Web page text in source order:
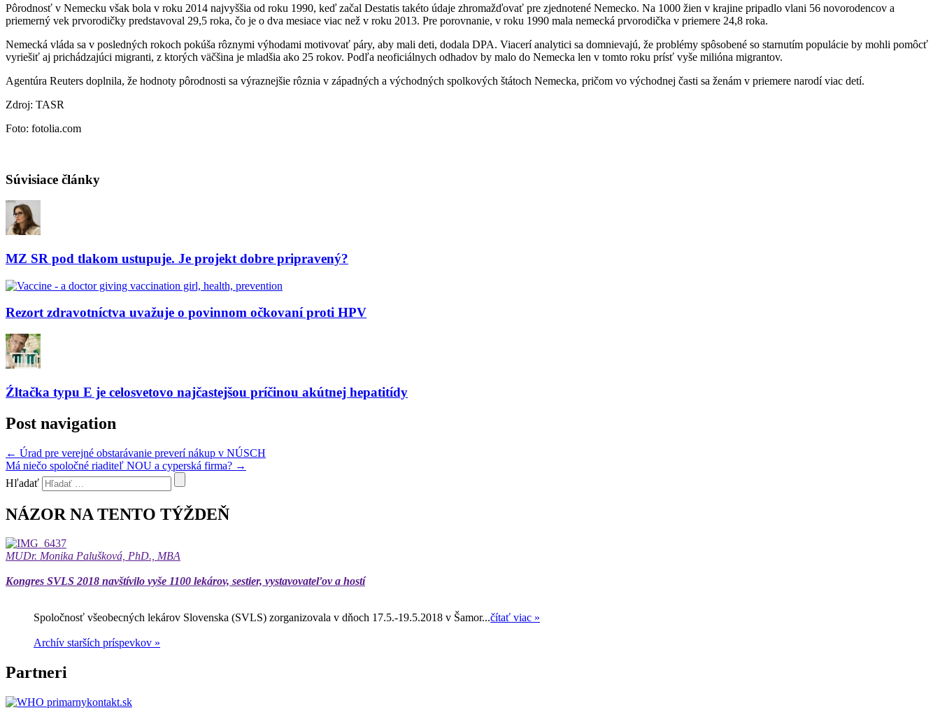
Pôrodnosť v Nemecku však bola v roku 2014 najvyššia od roku 1990, keď začal Destatis takéto údaje zhromažďovať pre zjednotené Nemecko. Na 1000 žien v krajine pripadlo vlani 56 novorodencov a
priemerný vek prvorodičky predstavoval 29,5 roka, čo je o dva mesiace viac než v roku 2013. Pre porovnanie, v roku 1990 mala nemecká prvorodička v priemere 24,8 roka.
Nemecká vláda sa v posledných rokoch pokúša rôznymi výhodami motivovať páry, aby mali deti, dodala DPA. Viacerí analytici sa domnievajú, že problémy spôsobené so starnutím populácie by mohli pomôcť
vyriešiť aj prichádzajúci migranti, z ktorých väčšina je mladšia ako 25 rokov. Podľa neoficiálnych odhadov by malo do Nemecka len v tomto roku prísť vyše milióna migrantov.
Agentúra Reuters doplnila, že hodnoty pôrodnosti sa výraznejšie rôznia v západných a východných spolkových štátoch Nemecka, pričom vo východnej časti sa ženám v priemere narodí viac detí.
Zdroj: TASR
Foto: fotolia.com
Súvisiace články
MZ SR pod tlakom ustupuje. Je projekt dobre pripravený?
Rezort zdravotníctva uvažuje o povinnom očkovaní proti HPV
Źltačka typu E je celosvetovo najčastejšou príčinou akútnej hepatitídy
Post navigation
← Úrad pre verejné obstarávanie preverí nákup v NÚSCH
Má niečo spoločné riaditeľ NOU a cyperská firma? →
Hľadať
NÁZOR NA TENTO TÝŽDEŇ
MUDr. Monika Palušková, PhD., MBA
Kongres SVLS 2018 navštívilo vyše 1100 lekárov, sestier, vystavovateľov a hostí
Spoločnosť všeobecných lekárov Slovenska (SVLS) zorganizovala v dňoch 17.5.-19.5.2018 v Šamor...čítať viac »
Archív starších príspevkov »
Partneri